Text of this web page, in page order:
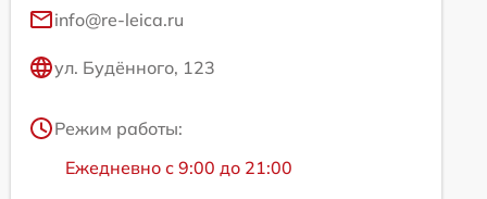
info@re-leica.ru
ул. Будённого, 123
Режим работы:
Ежедневно с 9:00 до 21:00